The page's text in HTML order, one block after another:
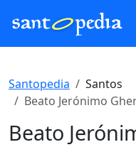
Santopedia
Santos
Beato Jerónimo
Beato